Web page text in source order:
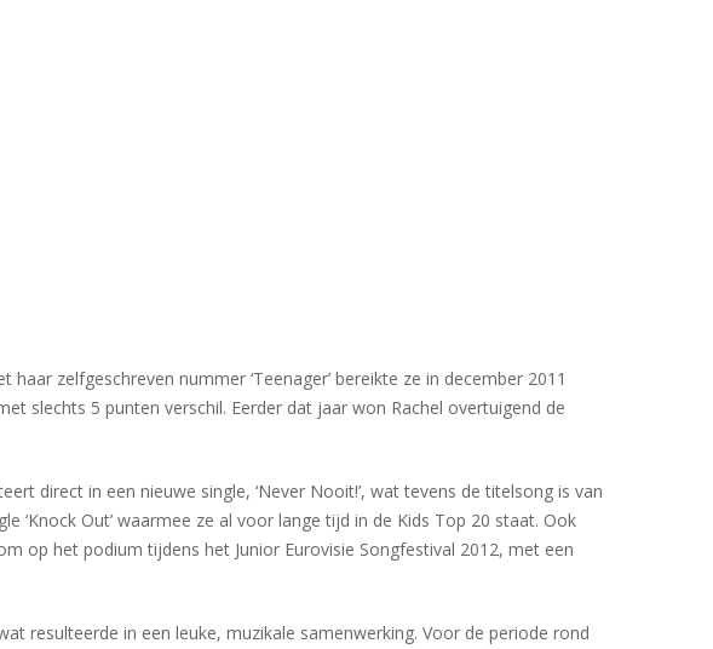
zelfgeschreven nummer ‘Teenager’ bereikte ze in december 2011
slechts 5 punten verschil. Eerder dat jaar won Rachel overtuigend de
direct in een nieuwe single, ‘Never Nooit!’, wat tevens de titelsong is van
Out’ waarmee ze al voor lange tijd in de Kids Top 20 staat. Ook
op het podium tijdens het Junior Eurovisie Songfestival 2012, met een
resulteerde in een leuke, muzikale samenwerking. Voor de periode rond